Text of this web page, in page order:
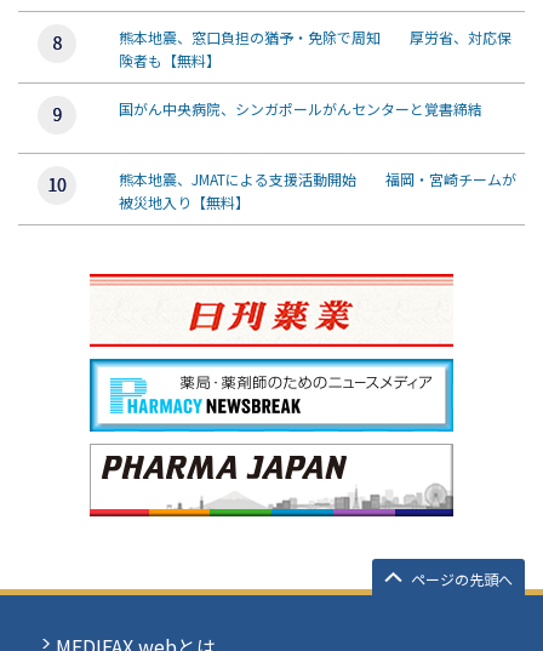
熊本地震、窓口負担の猶予・免除で周知 厚労省、対応保
険者も【無料】
国がん中央病院、シンガポールがんセンターと覚書締結
熊本地震、JMATによる支援活動開始 福岡・宮崎チームが
被災地入り【無料】
ページの先頭へ